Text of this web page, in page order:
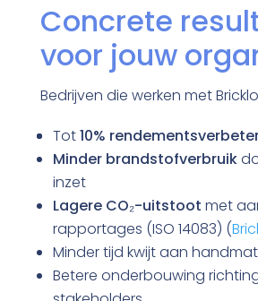
Concrete
voor jouw
Bedrijven die werken met
Tot10%
Minder brandstofverbruik
inzet
Lagere CO₂-uitstoot met
rapportages (ISO 14083) (
Minder tijd kwijt aan
Betere onderbouwing